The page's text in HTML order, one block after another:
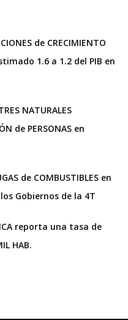
de CRECIMIENTO
1.6 a 1.2 del PIB en
NATURALES
de PERSONAS en
de COMBUSTIBLES en
Gobiernos de la 4T
reporta una tasa de
HAB.